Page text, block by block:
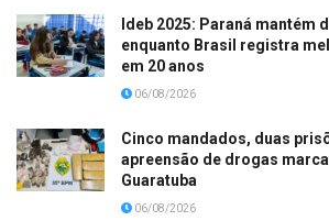
Ideb 2025: Paraná mantém
enquanto Brasil registra
em 20 anos
06/08/2026
Cinco mandados, duas
apreensão de drogas
Guaratuba
06/08/2026